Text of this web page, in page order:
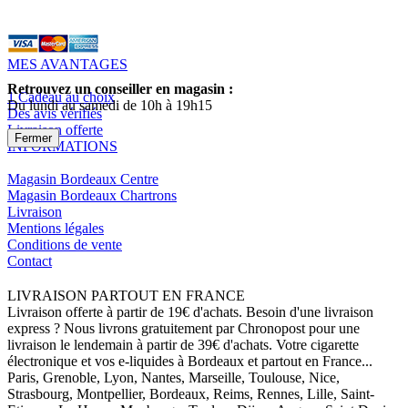
MES AVANTAGES
1 Cadeau au choix
Des avis vérifiés
Livraison offerte
INFORMATIONS
Magasin Bordeaux Centre
Magasin Bordeaux Chartrons
Livraison
Mentions légales
Conditions de vente
Contact
LIVRAISON PARTOUT EN FRANCE
Livraison offerte à partir de 19€ d'achats. Besoin d'une livraison
express ? Nous livrons gratuitement par Chronopost pour une
livraison le lendemain à partir de 39€ d'achats. Votre cigarette
électronique et vos e-liquides à Bordeaux et partout en France...
Paris, Grenoble, Lyon, Nantes, Marseille, Toulouse, Nice,
Strasbourg, Montpellier, Bordeaux, Reims, Rennes, Lille, Saint-
Retrouvez un conseiller en magasin :
Du lundi au samedi de 10h à 19h15
Fermer